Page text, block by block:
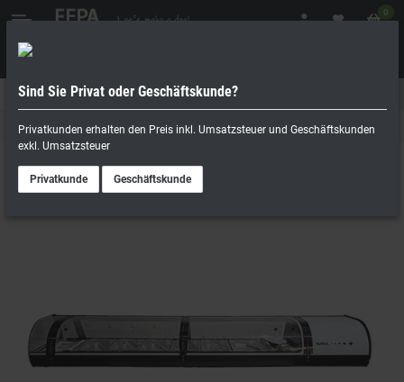
0
Geschäftskunde
Kühlaufsätze / Tapas- und Sushivitrinen
Sind Sie Privat oder Geschäftskunde?
Privatkunden erhalten den Preis inkl. Umsatzsteuer und Geschäftskunden
exkl. Umsatzsteuer
Privatkunde Geschäftskunde